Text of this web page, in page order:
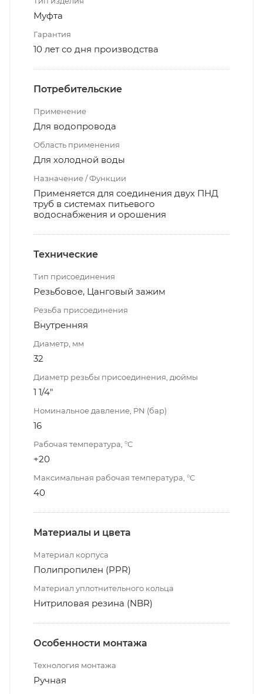
Муфта
Гарантия
10 лет со дня производства
Потребительские
Применение
Для водопровода
Область применения
Для холодной воды
Назначение / Функции
Применяется для соединения двух ПНД
труб в системах питьевого
водоснабжения и орошения
Технические
Тип присоединения
Резьбовое, Цанговый зажим
Резьба присоединения
Внутренняя
Диаметр, мм
32
Диаметр резьбы присоединения, дюймы
1 1/4"
Номинальное давление, PN (бар)
16
Рабочая температура, °С
+20
Максимальная рабочая температура, °С
40
Материалы и цвета
Материал корпуса
Полипропилен (PPR)
Материал уплотнительного кольца
Нитриловая резина (NBR)
Особенности монтажа
Технология монтажа
Ручная